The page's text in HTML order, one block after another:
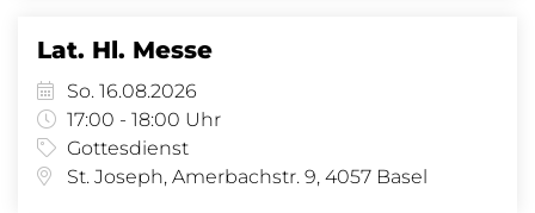
Lat. Hl. Messe
So. 16.08.2026
17:00 - 18:00 Uhr
Gottesdienst
St. Joseph, Amerbachstr. 9, 4057 Basel